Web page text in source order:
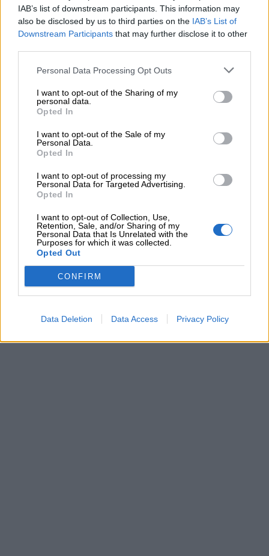
IAB’s list of downstream participants. This information may
also be disclosed by us to third parties on the IAB’s List of
Downstream Participants that may further disclose it to other
Personal Data Processing Opt Outs
I want to opt-out of the Sharing of my
personal data.
Opted In
I want to opt-out of the Sale of my
Personal Data.
Opted In
I want to opt-out of processing my
Personal Data for Targeted Advertising.
Opted In
I want to opt-out of Collection, Use,
Retention, Sale, and/or Sharing of my
Personal Data that Is Unrelated with the
Purposes for which it was collected.
Opted Out
CONFIRM
Data Deletion Data Access Privacy Policy
Auguri
Barzellette
positiva
Beppe, se continua questo mare, il bastimento
fra mezz’ora affonda!”. Quello dice: ” Che
me ne importa, non è mica mio!”. Questo è